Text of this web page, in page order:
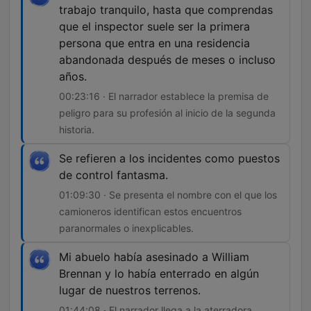
trabajo tranquilo, hasta que comprendas
que el inspector suele ser la primera
persona que entra en una residencia
abandonada después de meses o incluso
años.
00:23:16 · El narrador establece la premisa de
peligro para su profesión al inicio de la segunda
historia.
Se refieren a los incidentes como puestos
de control fantasma.
01:09:30 · Se presenta el nombre con el que los
camioneros identifican estos encuentros
paranormales o inexplicables.
Mi abuelo había asesinado a William
Brennan y lo había enterrado en algún
lugar de nuestros terrenos.